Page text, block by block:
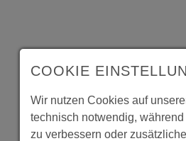
COOKIE
Wir nutzen Cookies auf
technisch notwendig,
zu verbessern oder